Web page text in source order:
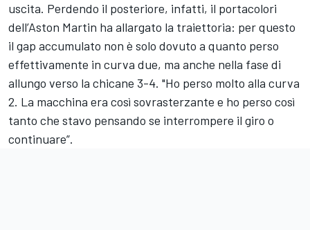
uscita. Perdendo il posteriore, infatti, il portacolori
dell’Aston Martin ha allargato la traiettoria: per questo
il gap accumulato non è solo dovuto a quanto perso
effettivamente in curva due, ma anche nella fase di
allungo verso la chicane 3-4. "Ho perso molto alla curva
2. La macchina era così sovrasterzante e ho perso così
tanto che stavo pensando se interrompere il giro o
continuare”.